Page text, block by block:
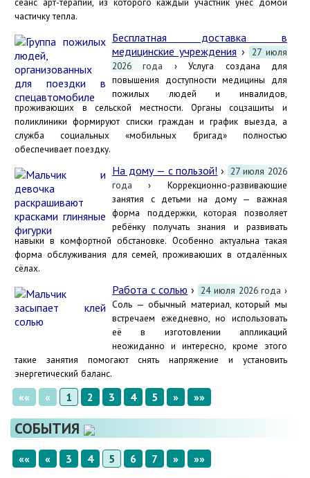
частичку тепла.
Бесплатная доставка в
медицинские учреждения › 27 июля
2026 года › Услуга создана для
повышения доступности медицины для
пожилых людей и инвалидов,
проживающих в сельской местности. Органы соцзащиты и
поликлиники формируют списки граждан и график выезда, а
служба социальных «мобильных бригад» полностью
обеспечивает поездку.
На дому — с пользой! › 27 июля 2026
года › Коррекционно-развивающие
занятия с детьми на дому — важная
форма поддержки, которая позволяет
ребёнку получать знания и развивать
навыки в комфортной обстановке. Особенно актуальна такая
форма обслуживания для семей, проживающих в отдалённых
сёлах.
Работа с солью › 24 июля 2026 года ›
Соль — обычный материал, который мы
встречаем ежедневно, но использовать
её в изготовлении аппликаций
неожиданно и интересно, кроме этого
такие занятия помогают снять напряжение и установить
энергетический баланс.
«« « 1 2 3 4 5 » »»
СОБЫТИЯ
«« « 3 4 5 6 7 »
»»